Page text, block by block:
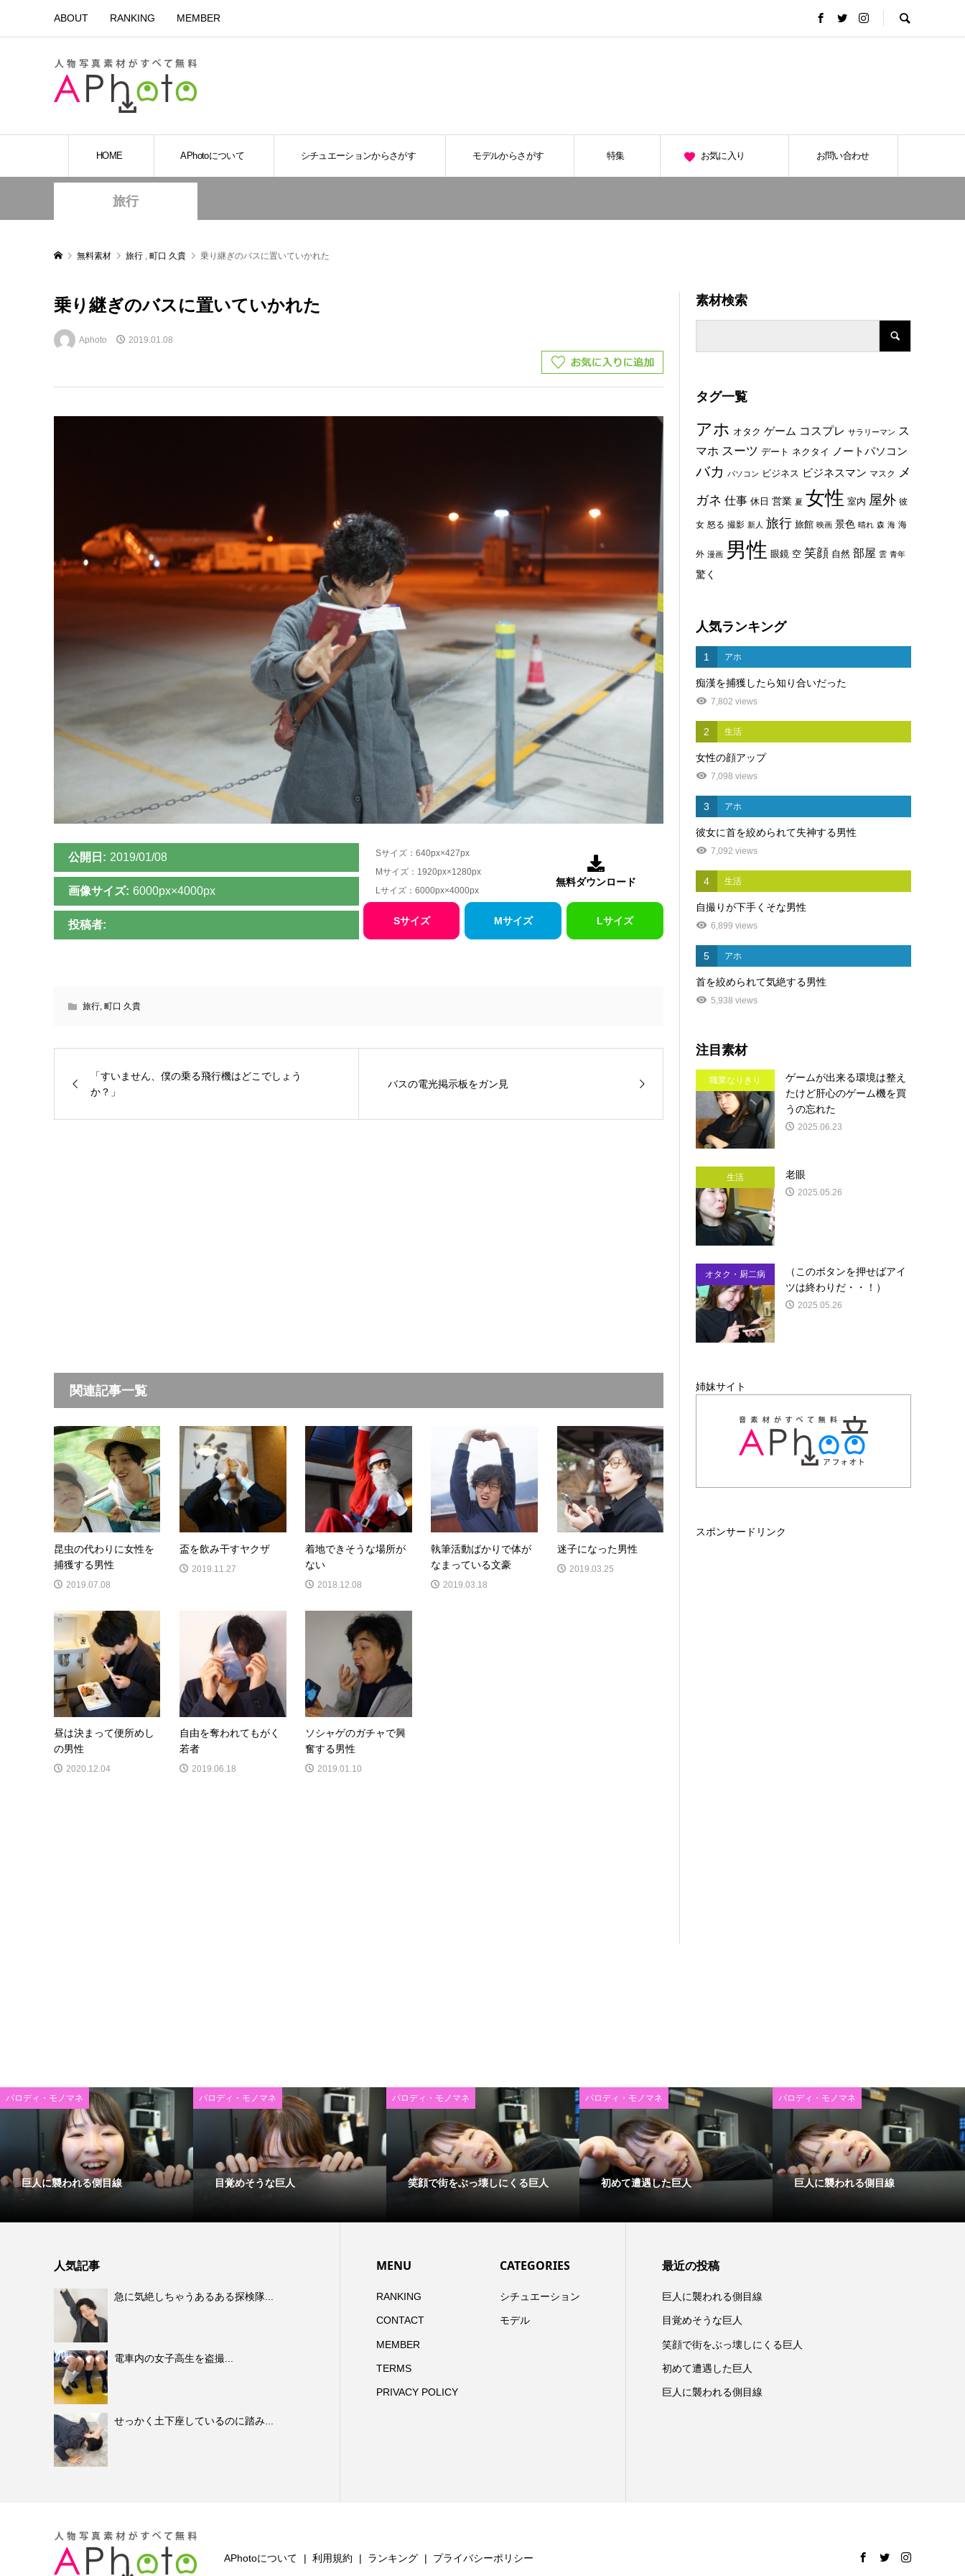
ABOUT RANKING MEMBER
HOME APhotoについて シチュエーションからさがす モデルからさがす 特集 お気に入り お問い合わせ
旅行
無料素材 旅行 , 町口 久貴 乗り継ぎのバスに置いていかれた
乗り継ぎのバスに置いていかれた
Aphoto 2019.01.08
公開日: 2019/01/08
画像サイズ: 6000px×4000px
投稿者:
Sサイズ：640px×427px
Mサイズ：1920px×1280px
Lサイズ：6000px×4000px

無料ダウンロード
Sサイズ Mサイズ Lサイズ
旅行, 町口 久貴
「すいません、僕の乗る飛行機はどこでしょう
か？」
バスの電光掲示板をガン見
関連記事一覧
昆虫の代わりに女性を
捕獲する男性
2019.07.08
盃を飲み干すヤクザ
2019.11.27
着地できそうな場所が
ない
2018.12.08
執筆活動ばかりで体が
なまっている文豪
2019.03.18
迷子になった男性
2019.03.25
昼は決まって便所めし
の男性
2020.12.04
自由を奪われてもがく
若者
2019.06.18
ソシャゲのガチャで興
奮する男性
2019.01.10
素材検索
タグ一覧
アホ オタク ゲーム コスプレ サラリーマン ス
マホ スーツ デート ネクタイ ノートパソコン
バカ パソコン ビジネス ビジネスマン マスク メ
ガネ 仕事 休日 営業 夏 女性 室内 屋外 彼
女 怒る 撮影 新人 旅行 旅館 映画 景色 晴れ 森 海 海
外 漫画 男性 眼鏡 空 笑顔 自然 部屋 雲 青年
驚く
人気ランキング
1 アホ
痴漢を捕獲したら知り合いだった
7,802 views
2 生活
女性の顔アップ
7,098 views
3 アホ
彼女に首を絞められて失神する男性
7,092 views
4 生活
自撮りが下手くそな男性
6,899 views
5 アホ
首を絞められて気絶する男性
5,938 views
注目素材
職業なりきり
ゲームが出来る環境は整え
たけど肝心のゲーム機を買
うの忘れた
2025.06.23
生活 老眼
2025.05.26
オタク・厨二病
（このボタンを押せばアイ
ツは終わりだ・・！）
2025.05.26
姉妹サイト
スポンサードリンク
パロディ・モノマネ
巨人に襲われる側目線
パロディ・モノマネ
目覚めそうな巨人
パロディ・モノマネ
笑顔で街をぶっ壊しにくる巨人
パロディ・モノマネ
初めて遭遇した巨人
パロディ・モノマネ
巨人に襲われる側目線
人気記事
急に気絶しちゃうあるある探検隊...
電車内の女子高生を盗撮...
せっかく土下座しているのに踏み...
MENU
RANKING
CONTACT
MEMBER
TERMS
PRIVACY POLICY
CATEGORIES
シチュエーション
モデル
最近の投稿
巨人に襲われる側目線
目覚めそうな巨人
笑顔で街をぶっ壊しにくる巨人
初めて遭遇した巨人
巨人に襲われる側目線
APhotoについて 利用規約 ランキング プライバシーポリシー